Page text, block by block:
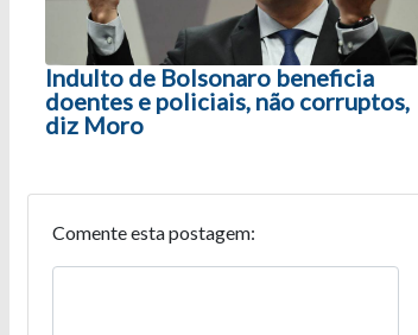
Indulto de Bolsonaro beneficia
doentes e policiais, não corruptos,
diz Moro
Comente esta postagem: